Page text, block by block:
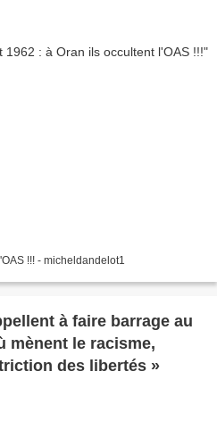
!!! - micheldandelot1
à faire barrage au
mènent le racisme,
des libertés »